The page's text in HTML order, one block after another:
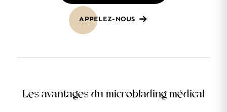
APPELEZ-NOUS
Les avantages du microblading médical